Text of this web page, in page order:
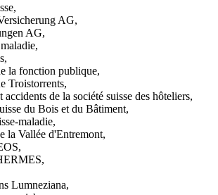
AG,
AG,
la fonction publique,
Troistorrents,
accidents de la société suisse des hôteliers,
du Bois et du Bâtiment,
maladie,
la Vallée d'Entremont,
Lumneziana,